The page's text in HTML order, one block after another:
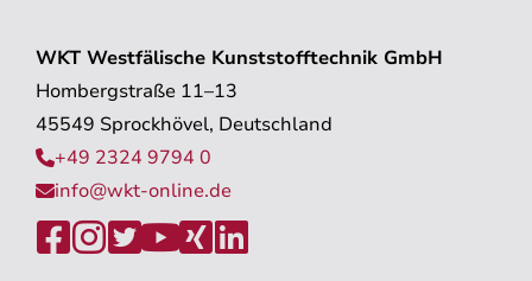
WKT Westfälische Kunststofftechnik GmbH
Hombergstraße 11–13
45549 Sprockhövel, Deutschland
+49 2324 9794 0
info@wkt-online.de
  